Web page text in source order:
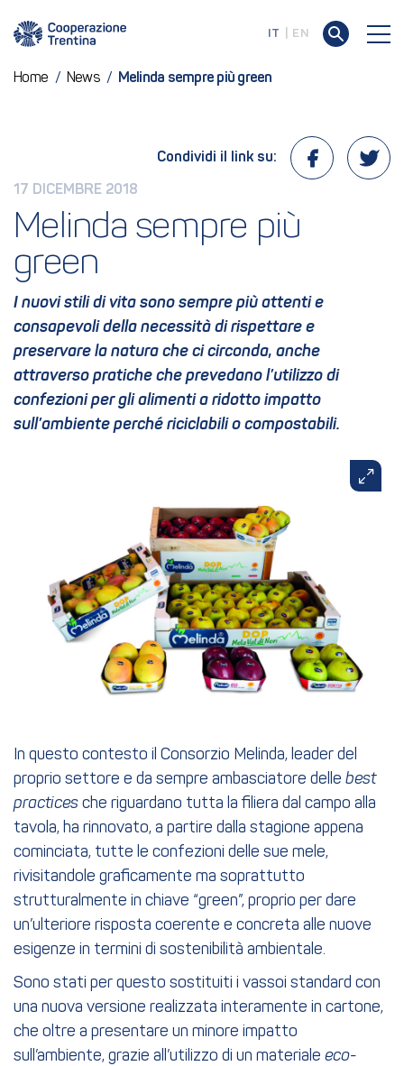
IT EN
Home / News / Melinda sempre più green
17 DICEMBRE 2018
Condividi il link su:
Melinda sempre più
green
I nuovi stili di vita sono sempre più attenti e
consapevoli della necessità di rispettare e
preservare la natura che ci circonda, anche
attraverso pratiche che prevedano l’utilizzo di
confezioni per gli alimenti a ridotto impatto
sull’ambiente perché riciclabili o compostabili.
In questo contesto il Consorzio Melinda, leader del
proprio settore e da sempre ambasciatore delle best
practices che riguardano tutta la filiera dal campo alla
tavola, ha rinnovato, a partire dalla stagione appena
cominciata, tutte le confezioni delle sue mele,
rivisitandole graficamente ma soprattutto
strutturalmente in chiave “green”, proprio per dare
un’ulteriore risposta coerente e concreta alle nuove
esigenze in termini di sostenibilità ambientale.
Sono stati per questo sostituiti i vassoi standard con
una nuova versione realizzata interamente in cartone,
che oltre a presentare un minore impatto
sull’ambiente, grazie all’utilizzo di un materiale eco-